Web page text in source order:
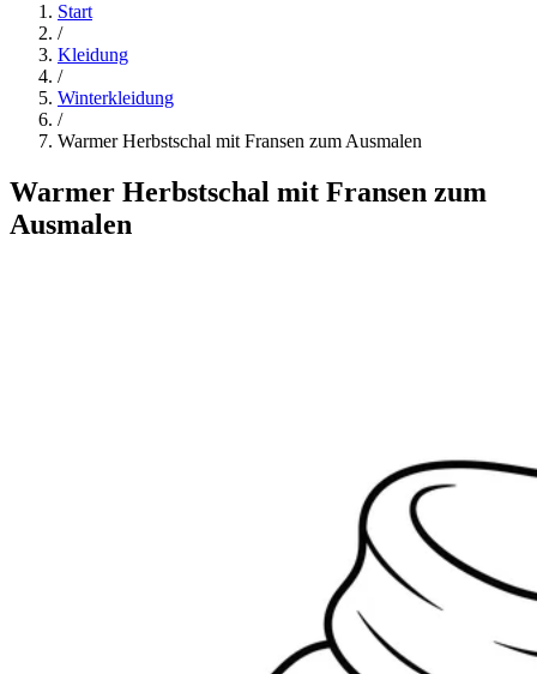
Start
/
Kleidung
/
Winterkleidung
/
Warmer Herbstschal mit Fransen zum Ausmalen
Warmer Herbstschal mit Fransen zum
Ausmalen